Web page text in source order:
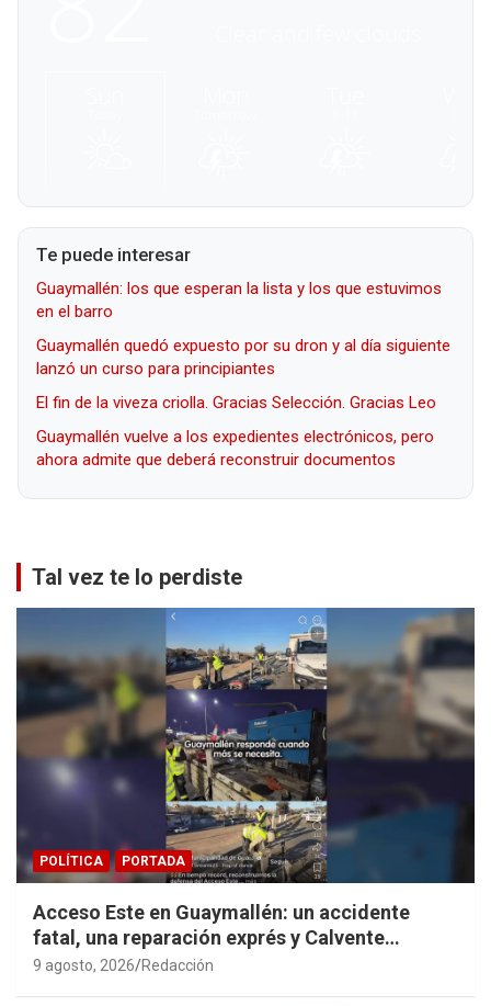
Te puede interesar
Guaymallén: los que esperan la lista y los que estuvimos
en el barro
Guaymallén quedó expuesto por su dron y al día siguiente
lanzó un curso para principiantes
El fin de la viveza criolla. Gracias Selección. Gracias Leo
Guaymallén vuelve a los expedientes electrónicos, pero
ahora admite que deberá reconstruir documentos
Tal vez te lo perdiste
POLÍTICA PORTADA
Acceso Este en Guaymallén: un accidente
fatal, una reparación exprés y Calvente
haciendo propaganda personal
9 agosto, 2026 Redacción